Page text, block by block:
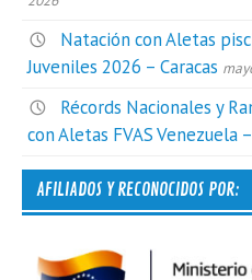
Natación con Aletas
Juveniles 2026 – Caracas
Récords Nacionales y
con Aletas FVAS Venezuela
AFILIADOS Y RECONOCIDOS POR: